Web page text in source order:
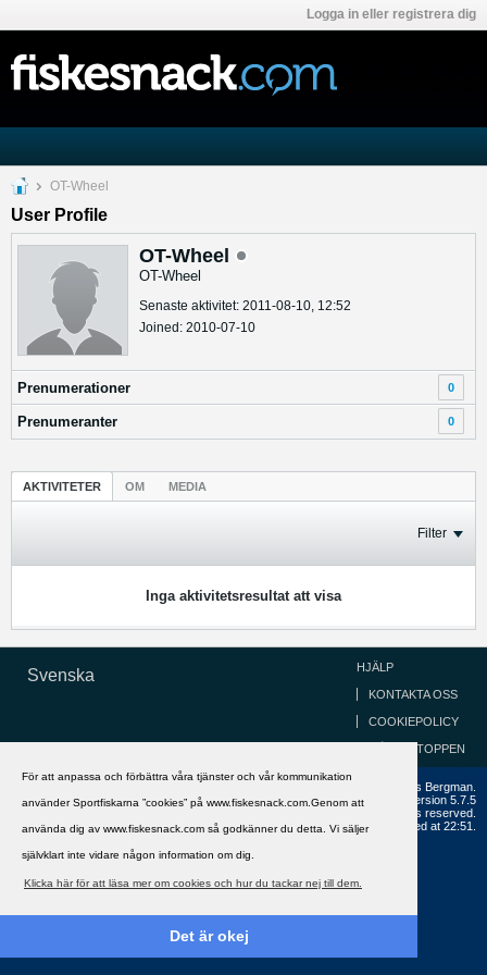
För att anpassa och förbättra våra tjänster och vår kommunikation
använder Sportfiskarna ”cookies” på www.fiskesnack.com.Genom att
använda dig av www.fiskesnack.com så godkänner du detta. Vi säljer
självklart inte vidare någon information om dig.
Klicka här för att läsa mer om cookies och hur du tackar nej till dem.
Det är okej
Logga in eller registrera dig
OT-Wheel
User Profile
OT-Wheel
OT-Wheel
Senaste aktivitet: 2011-08-10, 12:52
Joined: 2010-07-10
Prenumerationer 0
Prenumeranter 0
AKTIVITETER OM MEDIA
Filter
Inga aktivitetsresultat att visa
Svenska HJÄLP
KONTAKTA OSS
COOKIEPOLICY
GÅ TILL TOPPEN
Copyright ©2002 - 2021, FiskeSnack.com. Grundad 2002 av Anders Bergman.
Powered byvBulletin®
Version 5.7.5
Copyright © 2026 MH Sub I, LLC dba vBulletin. All rights reserved.
All times are GMT+1. This page was generated at 22:51.